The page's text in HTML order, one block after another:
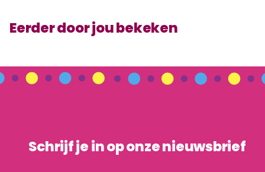
Eerder door jou bekeken
Schrijf je in op onze nieuwsbrief